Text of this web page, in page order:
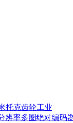
托克齿轮工业
辨率多圈绝对编码